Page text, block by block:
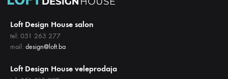
Loft Design House salon
tel: 051 263 277
mail: design@loft.ba
Loft Design House veleprodaja